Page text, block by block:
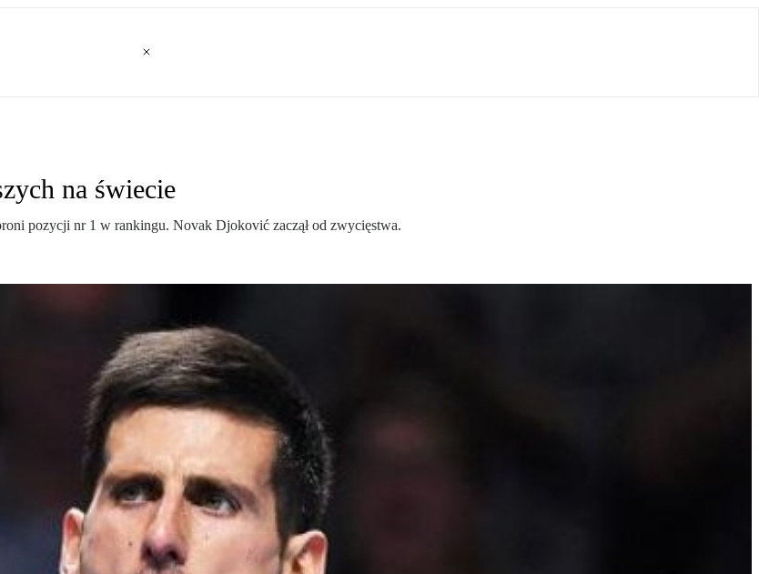
na świecie
pozycji nr 1 w rankingu. Novak Djoković zaczął od zwycięstwa.